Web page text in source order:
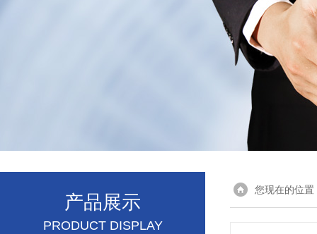
产品展示
PRODUCT DISPLAY
您现在的位置